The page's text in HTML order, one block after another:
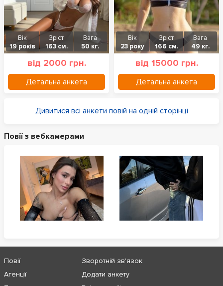
Вік
19 років
Зріст
163 см.
Вага
50 кг.
від 2000 грн.
Детальна анкета
Вік
23 року
Зріст
166 см.
Вага
49 кг.
від 15000 грн.
Детальна анкета
Дивитися всі анкети повій на одній сторінці
Повії з вебкамерами
Повії
Агенції
Зворотній зв'язок
Додати анкету